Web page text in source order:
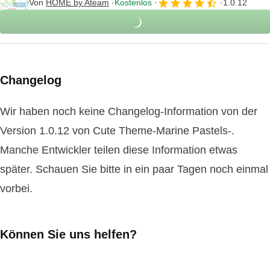
Von HOME by Ateam Kostenlos 1.0.12
Changelog
Wir haben noch keine Changelog-Information von der
Version 1.0.12 von Cute Theme-Marine Pastels-.
Manche Entwickler teilen diese Information etwas
später. Schauen Sie bitte in ein paar Tagen noch einmal
vorbei.
Können Sie uns helfen?